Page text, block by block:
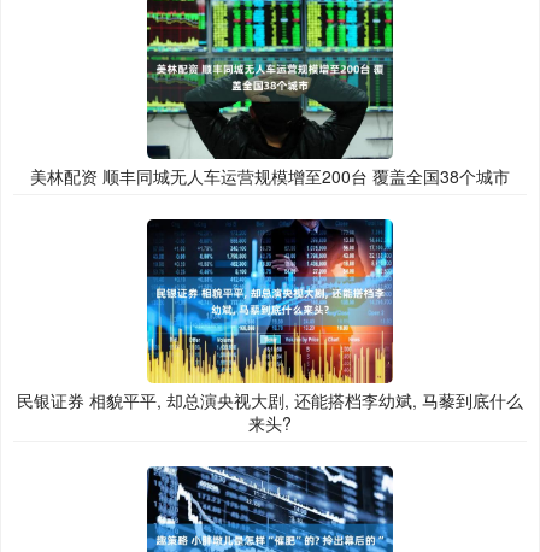
美林配资 顺丰同城无人车运营规模增至200台 覆盖全国38个城市
民银证券 相貌平平, 却总演央视大剧, 还能搭档李幼斌, 马藜到底什么
来头?